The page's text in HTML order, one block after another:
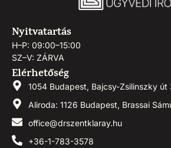
Nyitvatartás
H–P: 09:00–15:00
SZ–V: ZÁRVA
Elérhetőség
1054 Budapest, Bajcsy-Zsilinszky
Aliroda: 1126 Budapest, Brassai
office@drszentklaray.hu
+36-1-783-3578